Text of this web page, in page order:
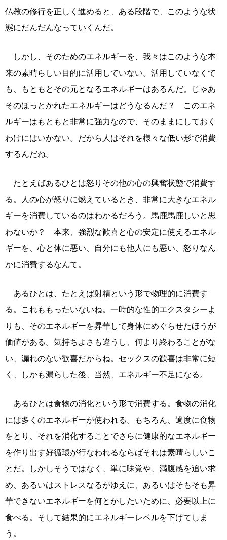
仏教の修行を正しく進めると、ある段階で、このような状
態にだんだんなっていくんだ。
しかし、そのためのエネルギーを、我々はこのような本
来の素晴らしい目的に活用していない。活用していなくて
も、もともとその元となるエネルギーはあるんだ。じゃあ
そのほっとかれたエネルギーはどうなるんだ？ このエネ
ルギーはもともと非常に強力なので、そのままにしておく
わけにはいかない。だから人はそれを様々な低い形で消費
するんだね。
たとえばあるひとは怒りその他の心の興奮状態で消費す
る。人の心が怒りに燃えているとき、非常に大きなエネル
ギーを消費しているのはわかるだろう。馬鹿馬鹿しいと思
わないか？ 本来、強烈な歓喜と心の安定に使えるエネル
ギーを、心と体に悪い、自分にも他人にも悪い、怒りなん
かに消費するなんて。
あるひとは、たとえば射精という形で物理的に消費す
る。これももったいないね。一時的な性的エクスタシーよ
りも、そのエネルギーを昇華して身体にめぐらせたほうが
価値がある。気持ちよさも違うし、何より終わることがな
い、漏れのない歓喜だからね。セックスの歓喜は非常に短
く、しかも漏らした後、当然、エネルギー不足になる。
あるひとは食物の消化という形で消費する。食物の消化
には多くのエネルギーが使われる。もちろん、適度に食物
をとり、それを消化することでさらに健康的なエネルギー
を作り出す好循環が行なわれるならばそれは素晴らしいこ
とだ。しかしそうではなく、単に味覚や、満腹感を追い求
め、あるいはストレスなるがゆえに、あるいはそもそも昇
華できないエネルギーを何とかしたいために、必要以上に
食べる。そして結果的にエネルギーレベルを下げてしま
う。